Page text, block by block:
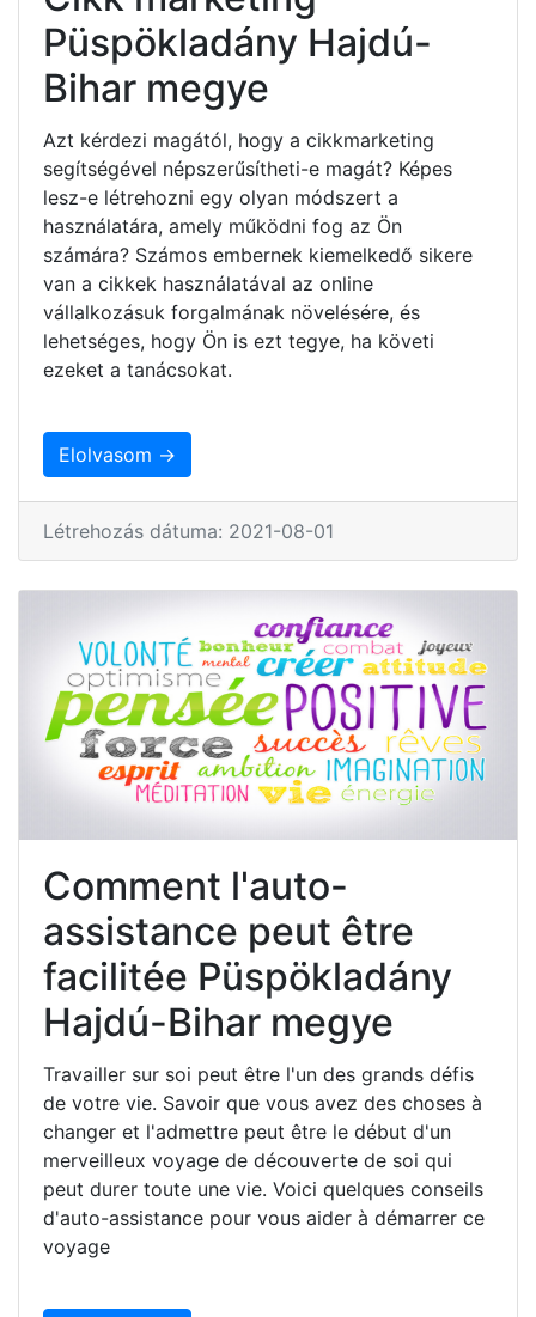
Püspökladány Hajdú-
Bihar megye
Azt kérdezi magától, hogy a cikkmarketing
segítségével népszerűsítheti-e magát? Képes
lesz-e létrehozni egy olyan módszert a
használatára, amely működni fog az Ön
számára? Számos embernek kiemelkedő sikere
van a cikkek használatával az online
vállalkozásuk forgalmának növelésére, és
lehetséges, hogy Ön is ezt tegye, ha követi
ezeket a tanácsokat.
Elolvasom →
Létrehozás dátuma: 2021-08-01
Comment l'auto-
assistance peut être
facilitée Püspökladány
Hajdú-Bihar megye
Travailler sur soi peut être l'un des grands défis
de votre vie. Savoir que vous avez des choses à
changer et l'admettre peut être le début d'un
merveilleux voyage de découverte de soi qui
peut durer toute une vie. Voici quelques conseils
d'auto-assistance pour vous aider à démarrer ce
voyage